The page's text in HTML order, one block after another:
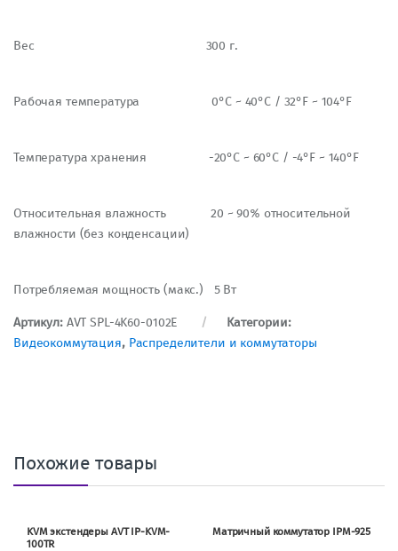
Вес 300 г.
Рабочая температура 0°C ~ 40°C / 32°F ~ 104°F
Температура хранения -20°C ~ 60°C / -4°F ~ 140°F
Относительная влажность 20 ~ 90% относительной
влажности (без конденсации)
Потребляемая мощность (макс.) 5 Вт
Артикул: AVT SPL-4K60-0102E
Категории:
Видеокоммутация, Распределители и коммутаторы
Похожие товары
KVM экстендеры AVT IP-KVM-
100TR
Матричный коммутатор IPM-925